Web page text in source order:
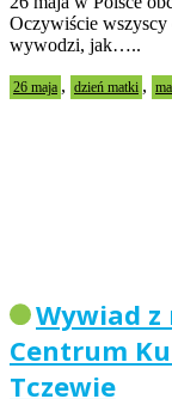
Oczywiście
wywodzi, jak…..
26 maja , dzień matki ,
Wywiad
Centrum
Tczewie